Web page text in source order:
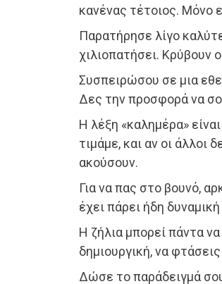
κανένας τέτοιος. Μόνο
Παρατήρησε λίγο
χιλιοπατήσει. Κρύβουν
Συσπειρώσου σε μια
Δες την προσφορά να
Η λέξη «καλημέρα»
τιμάμε, και αν οι άλλοι
ακούσουν.
Για να πας στο βουνό,
έχει πάρει ήδη
Η ζήλια μπορεί πάντα
δημιουργική, να
Δώσε το παράδειγμά